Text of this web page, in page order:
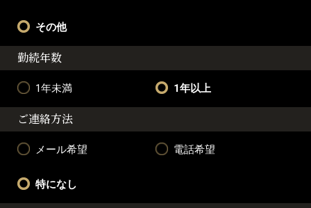
その他
勤続年数
1年未満 1年以上
ご連絡方法
メール希望 電話希望
特になし